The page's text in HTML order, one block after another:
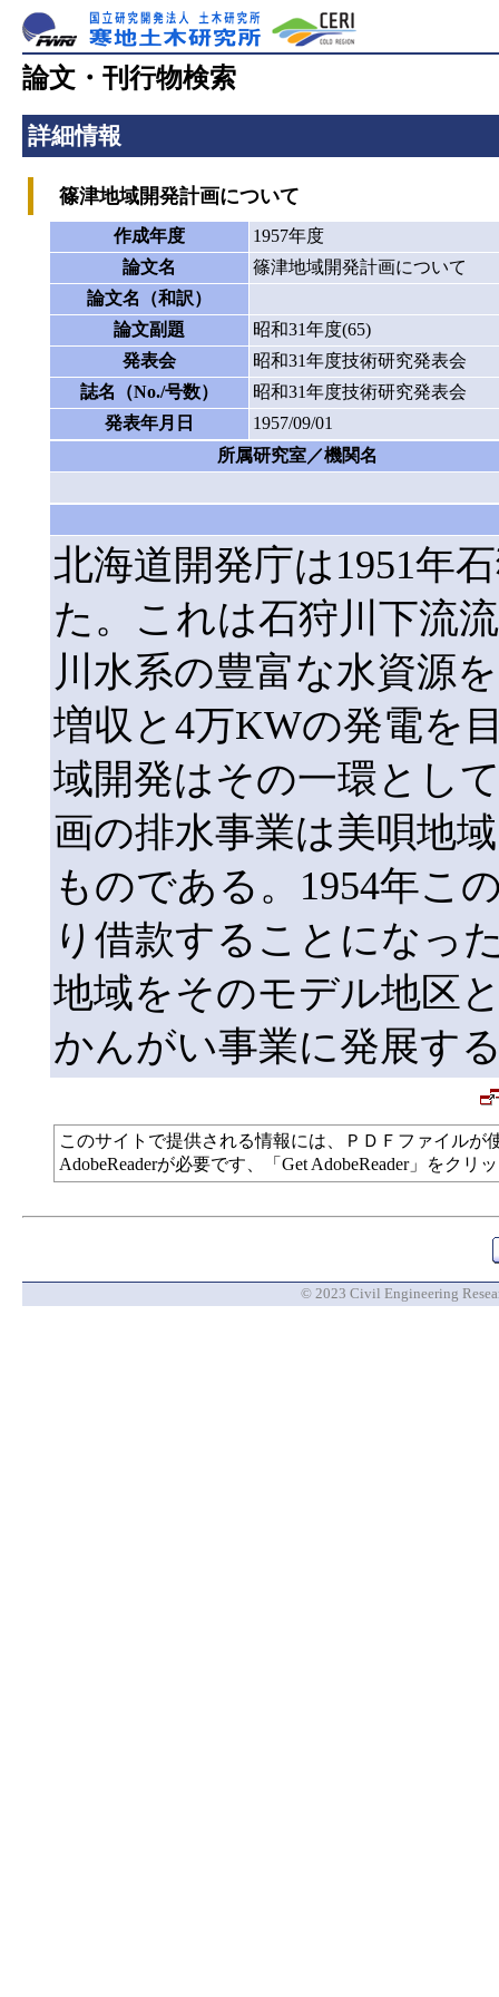
論文・刊行物検索
詳細情報
篠津地域開発計画について
作成年度
1957年度
論文名
篠津地域開発計画について
論文名（和訳）
論文副題
昭和31年度(65)
発表会
昭和31年度技術研究発表会
誌名（No./号数）
昭和31年度技術研究発表会
発表年月日
1957/09/01
所属研究室／機関名
北海道開発庁は1951年
た。これは石狩川下流
川水系の豊富な水資源
増収と4万KWの発電を
域開発はその一環とし
画の排水事業は美唄地
ものである。1954年こ
り借款することになっ
地域をそのモデル地区
かんがい事業に発展す
このサイトで提供される情報には、ＰＤＦファイル
AdobeReaderが必要です、「Get AdobeReader」をク
© 2023 Civil Engineering